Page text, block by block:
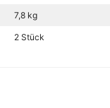
7,8 kg
2 Stück